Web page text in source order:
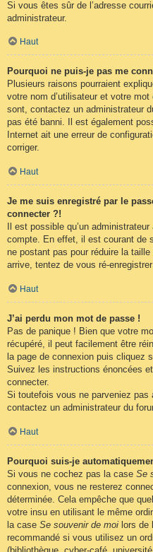
Si vous êtes sûr de l’adresse
administrateur.
Haut
Pourquoi ne puis-je pas me
Plusieurs raisons pourraient
votre nom d’utilisateur et votre
sont, contactez un administrateur
pas été banni. Il est également
Internet ait une erreur de
corriger.
Haut
Je me suis enregistré par le
connecter ?!
Il est possible qu’un
compte. En effet, il est courant de
ne postant pas pour réduire la
arrive, tentez de vous ré-
Haut
J’ai perdu mon mot de passe !
Pas de panique ! Bien que votre
récupéré, il peut facilement être
la page de connexion puis cliquez
Suivez les instructions énoncées
connecter.
Si toutefois vous ne parveniez
contactez un administrateur du
Haut
Pourquoi suis-je
Si vous ne cochez pas la case Se
connexion, vous ne resterez
déterminée. Cela empêche que
votre insu en utilisant le même
la case Se souvenir de moi lors de
recommandé si vous utilisez un